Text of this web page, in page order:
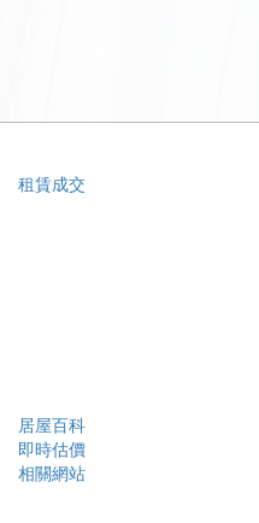
租賃成交
居屋百科
即時估價
相關網站